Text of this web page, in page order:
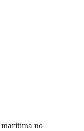
marítima no